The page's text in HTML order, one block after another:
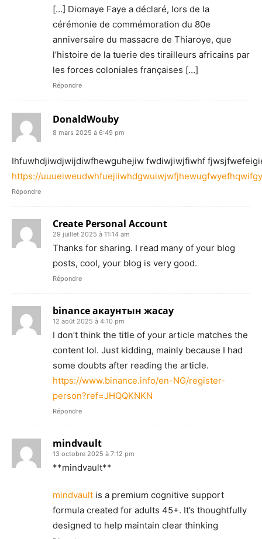
[…] Diomaye Faye a déclaré, lors de la
cérémonie de commémoration du 80e
anniversaire du massacre de Thiaroye, que
l’histoire de la tuerie des tirailleurs africains par
les forces coloniales françaises […]
Répondre
DonaldWouby
8 mars 2025 à 6:49 pm
Ihfuwhdjiwdjwijdiwfhewguhejiw fwdiwjiwjfiwhf
https://
Répondre
Create Personal Account
29 juillet 2025 à 11:14 am
Thanks for sharing. I read many of your blog
posts, cool, your blog is very good.
Répondre
binance акаунтын жасау
12 août 2025 à 4:10 pm
I don’t think the title of your article matches the
content lol. Just kidding, mainly because I had
some doubts after reading the article.
https://www.binance.info/en-NG/register-
person?ref=JHQQKNKN
Répondre
mindvault
13 octobre 2025 à 7:12 pm
** mindvault**
mindvault is a premium cognitive support
formula created for adults 45+. It’s thoughtfully
designed to help maintain clear thinking